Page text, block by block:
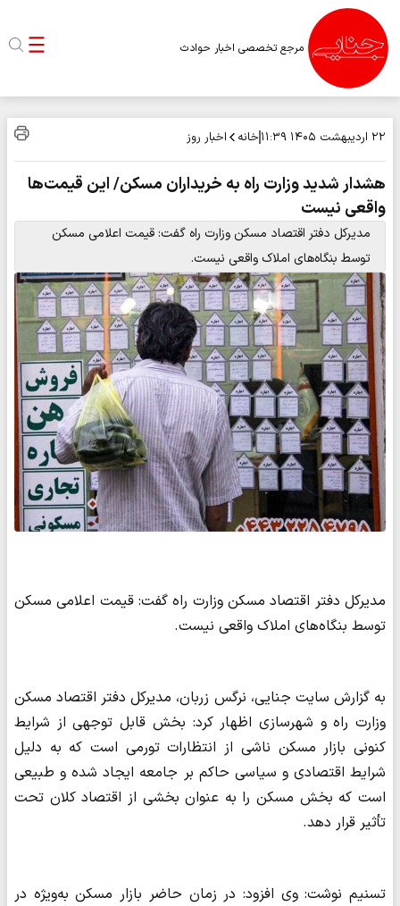
مرجع تخصصی اخبار حوادث
۲۲ اردیبهشت ۱۴۰۵ ۱۱:۳۹ خانه اخبار روز
هشدار شدید وزارت راه به خریداران مسکن/ این قیمت‌ها
واقعی نیست
مدیرکل دفتر اقتصاد مسکن وزارت راه گفت:‌ قیمت اعلامی مسکن
توسط بنگاه‌های املاک واقعی نیست.
مدیرکل دفتر اقتصاد مسکن وزارت راه گفت:‌ قیمت اعلامی مسکن
توسط بنگاه‌های املاک واقعی نیست.
به گزارش سایت جنایی، نرگس زربان، مدیرکل دفتر اقتصاد مسکن
وزارت راه و شهرسازی اظهار کرد: بخش قابل توجهی از شرایط
کنونی بازار مسکن ناشی از انتظارات تورمی است که به دلیل
شرایط اقتصادی و سیاسی حاکم بر جامعه ایجاد شده و طبیعی
است که بخش مسکن را به عنوان بخشی از اقتصاد کلان تحت
تأثیر قرار دهد.
تسنیم نوشت: وی افزود: در زمان حاضر بازار مسکن به‌ویژه در